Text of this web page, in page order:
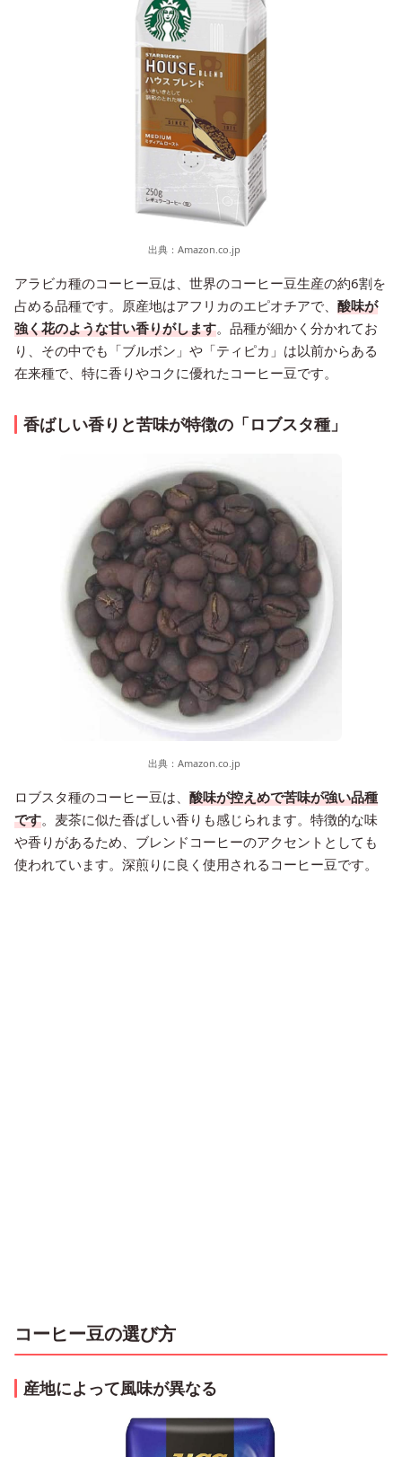
出典： Amazon.co.jp
アラビカ種のコーヒー豆は、世界のコーヒー豆生産の約6割を
占める品種です。原産地はアフリカのエピオチアで、 酸味が
強く花のような甘い香りがします。品種が細かく分かれてお
り、その中でも「ブルボン」や「ティピカ」は以前からある
在来種で、特に香りやコクに優れたコーヒー豆です。
香ばしい香りと苦味が特徴の「ロブスタ種」
出典： Amazon.co.jp
ロブスタ種のコーヒー豆は、 酸味が控えめで苦味が強い品種
です。麦茶に似た香ばしい香りも感じられます。特徴的な味
や香りがあるため、ブレンドコーヒーのアクセントとしても
使われています。深煎りに良く使用されるコーヒー豆です。
コーヒー豆の選び方
産地によって風味が異なる